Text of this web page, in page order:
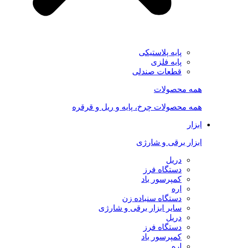
پایه پلاستیکی
پایه فلزی
قطعات صندلی
همه محصولات
همه محصولات چرخ، پایه و ریل و قرقره
ابزار
ابزار برقی و شارژی
دریل
دستگاه فرز
کمپرسور باد
اره
دستگاه سنباده زن
سایر ابزار برقی و شارژی
دریل
دستگاه فرز
کمپرسور باد
اره